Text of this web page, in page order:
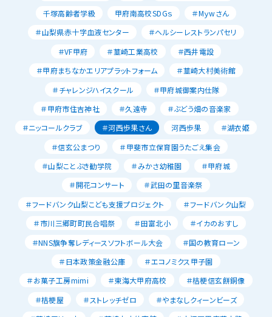
千塚高齢者学級
甲府南高校SDGｓ
＃Mｙwさん
＃山梨県赤十字血液センター
＃ヘルシーレストランパセリ
＃VF甲府
＃韮崎工業高校
＃西井電設
＃甲府まちなかエリアプラットフォーム
＃韮崎大村美術館
＃チャレンジハイスクール
＃甲府城御案内仕隊
＃甲府市住吉神社
＃久遠寺
＃ぶどう畑の音楽家
＃ニッコールクラブ
＃河西歩果さん 河西歩果
＃湖衣姫
＃信玄公まつり
＃甲斐市立保育園うたごえ集会
＃山梨ことぶき勧学院
＃みかさ幼稚園
＃甲府城
＃開花コンサート
＃武田の里音楽祭
＃フードバンク山梨こども支援プロジェクト
＃フードバンク山梨
＃市川三郷町町民合唱祭
＃田富北小
＃イカのおすし
＃NNS旗争奪レディースソフトボール大会
＃国の教育ローン
＃日本政策金融公庫
＃エコノミクス甲子園
＃お菓子工房mimi
＃東海大甲府高校
＃桔梗信玄餅銅像
＃桔梗屋
＃ストレッチゼロ
＃やまなしクィーンビーズ